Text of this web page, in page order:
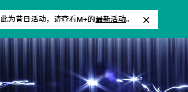
此为昔日活动，请查看M+的最新活动。